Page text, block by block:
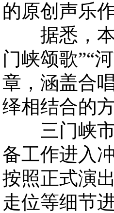
的原创声乐
据悉，本
门峡颂歌”“
章，涵盖合
绎相结合的
三门峡市
备工作进入
按照正式演
走位等细节